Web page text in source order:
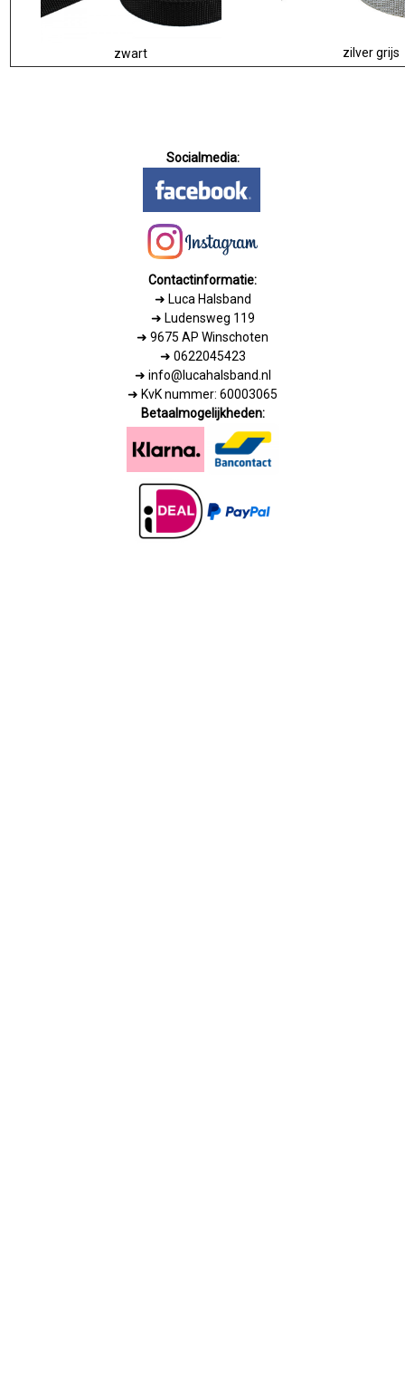
zwart zilver grijs
Socialmedia:
Contactinformatie:
➜ Luca Halsband
➜ Ludensweg 119
➜ 9675 AP Winschoten
➜ 0622045423
➜ info@lucahalsband.nl
➜ KvK nummer: 60003065
Betaalmogelijkheden: